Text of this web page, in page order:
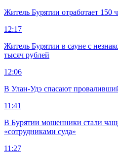
Житель Бурятии отработает 150
12:17
Житель Бурятии в сауне с
тысяч рублей
12:06
В Улан-Удэ спасают
11:41
В Бурятии мошенники стали
«сотрудниками суда»
11:27